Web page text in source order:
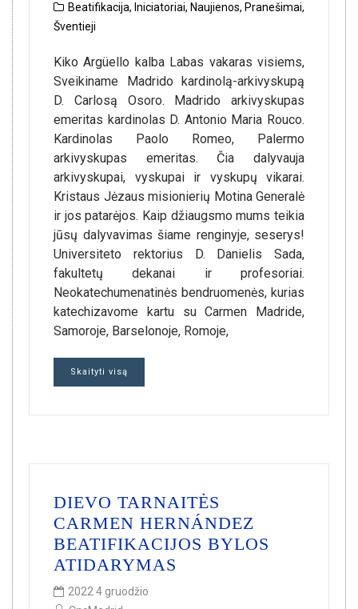
Beatifikacija, Iniciatoriai, Naujienos, Pranešimai,
Šventieji
Kiko Argüello kalba Labas vakaras visiems,
Sveikiname Madrido kardinolą-arkivyskupą
D. Carlosą Osoro. Madrido arkivyskupas
emeritas kardinolas D. Antonio Maria Rouco.
Kardinolas Paolo Romeo, Palermo
arkivyskupas emeritas. Čia dalyvauja
arkivyskupai, vyskupai ir vyskupų vikarai.
Kristaus Jėzaus misionierių Motina Generalė
ir jos patarėjos. Kaip džiaugsmo mums teikia
jūsų dalyvavimas šiame renginyje, seserys!
Universiteto rektorius D. Danielis Sada,
fakultetų dekanai ir profesoriai.
Neokatechumenatinės bendruomenės, kurias
katechizavome kartu su Carmen Madride,
Samoroje, Barselonoje, Romoje,
Skaityti visą
DIEVO TARNAITĖS
CARMEN HERNÁNDEZ
BEATIFIKACIJOS BYLOS
ATIDARYMAS
2022 4 gruodžio